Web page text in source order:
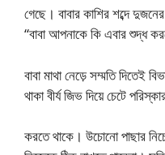
গেছে। বাবার কাশির শব্দে
“বাবা আপনাকে কি এবার শুদ্ধ
বাবা মাথা নেড়ে সম্মতি দিতেই
থাকা বীর্য জিভ দিয়ে চেটে
করতে থাকে। উচোনো পাছার